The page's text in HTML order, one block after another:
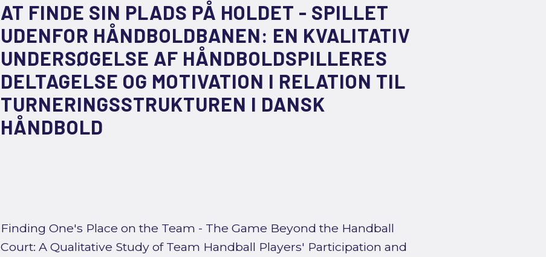
AT FINDE SIN PLADS PÅ HOLDET - SPILLET
UDENFOR HÅNDBOLDBANEN: EN KVALITATIV
UNDERSØGELSE AF HÅNDBOLDSPILLERES
DELTAGELSE OG MOTIVATION I RELATION TIL
TURNERINGSSTRUKTUREN I DANSK
HÅNDBOLD
Finding One's Place on the Team - The Game Beyond the Handball
Court: A Qualitative Study of Team Handball Players' Participation and